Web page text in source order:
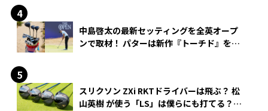
中島啓太の最新セッティングを全英オープ
ンで取材！ パターは新作『トーチド』を投
スリクソン ZXi RKTドライバーは飛ぶ？ 松
山英樹 が使う「LS」は僕らにも打てる？